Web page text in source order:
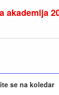
akademija
se na koledar